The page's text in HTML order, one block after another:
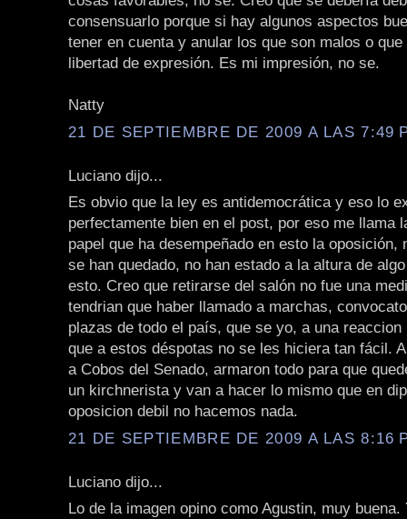
consensuarlo porque si hay algunos aspectos
tener en cuenta y anular los que son malos o
libertad de expresión. Es mi impresión, no se.
Natty
21 DE SEPTIEMBRE DE 2009 A LAS 7:49
Luciano dijo...
Es obvio que la ley es antidemocrática y eso lo
perfectamente bien en el post, por eso me llama
papel que ha desempeñado en esto la oposición,
se han quedado, no han estado a la altura de
esto. Creo que retirarse del salón no fue una
tendrian que haber llamado a marchas,
plazas de todo el país, que se yo, a una reaccion
que a estos déspotas no se les hiciera tan fácil.
a Cobos del Senado, armaron todo para que
un kirchnerista y van a hacer lo mismo que en
oposicion debil no hacemos nada.
21 DE SEPTIEMBRE DE 2009 A LAS 8:16
Luciano dijo...
Lo de la imagen opino como Agustin, muy buena.